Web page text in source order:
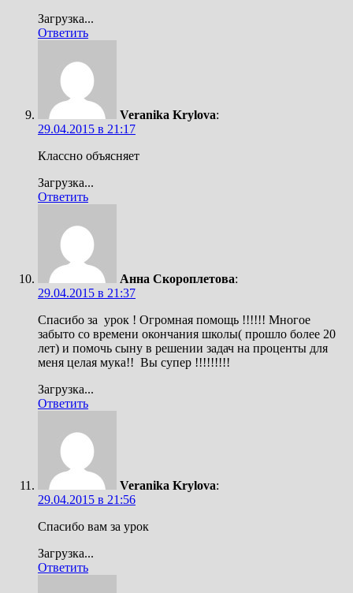
Загрузка...
Ответить
Veranika Krylova:
29.04.2015 в 21:17
Классно объясняет
Загрузка...
Ответить
Анна Скороплетова:
29.04.2015 в 21:37
Спасибо за урок ! Огромная помощь !!!!!! Многое
забыто со времени окончания школы( прошло более 20
лет) и помочь сыну в решении задач на проценты для
меня целая мука!! Вы супер !!!!!!!!!
Загрузка...
Ответить
Veranika Krylova:
29.04.2015 в 21:56
Спасибо вам за урок
Загрузка...
Ответить